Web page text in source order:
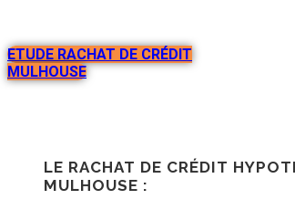
ETUDE RACHAT DE CRÉDIT
MULHOUSE
LE RACHAT DE CRÉDIT
MULHOUSE :